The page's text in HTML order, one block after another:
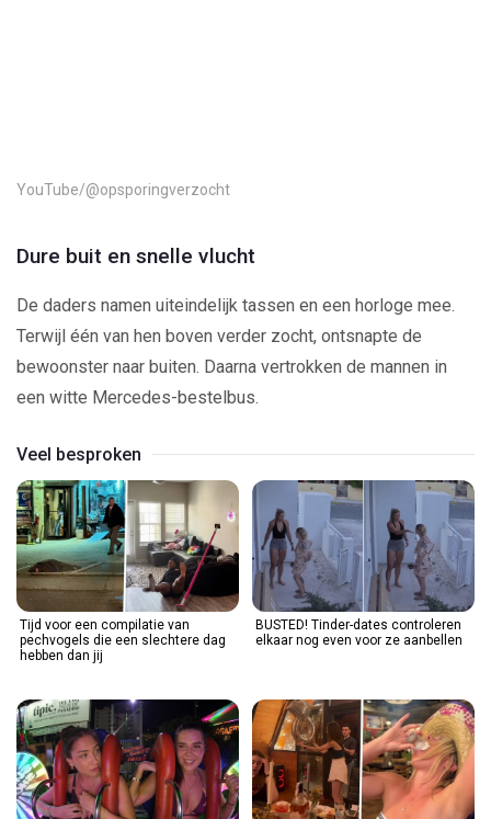
YouTube/@opsporingverzocht
Dure buit en snelle vlucht
De daders namen uiteindelijk tassen en een horloge mee.
Terwijl één van hen boven verder zocht, ontsnapte de
bewoonster naar buiten. Daarna vertrokken de mannen in
een witte Mercedes-bestelbus.
Veel besproken
Tijd voor een compilatie van
pechvogels die een slechtere dag
hebben dan jij
BUSTED! Tinder-dates controleren
elkaar nog even voor ze aanbellen